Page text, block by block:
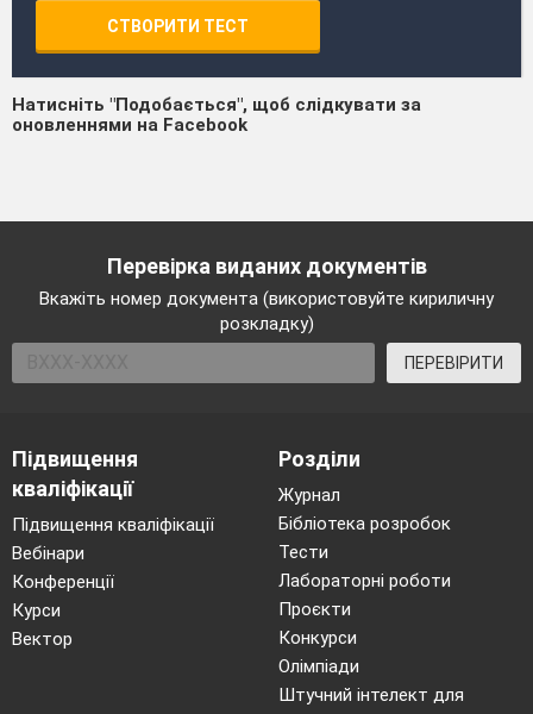
СТВОРИТИ ТЕСТ
Натисніть "Подобається", щоб слідкувати за
оновленнями на Facebook
Перевірка виданих документів
Вкажіть номер документа (використовуйте кириличну
розкладку)
ПЕРЕВІРИТИ
Підвищення
кваліфікації
Підвищення кваліфікації
Вебінари
Конференції
Курси
Вектор
Розділи
Журнал
Бібліотека розробок
Тести
Лабораторні роботи
Проєкти
Конкурси
Олімпіади
Штучний інтелект для